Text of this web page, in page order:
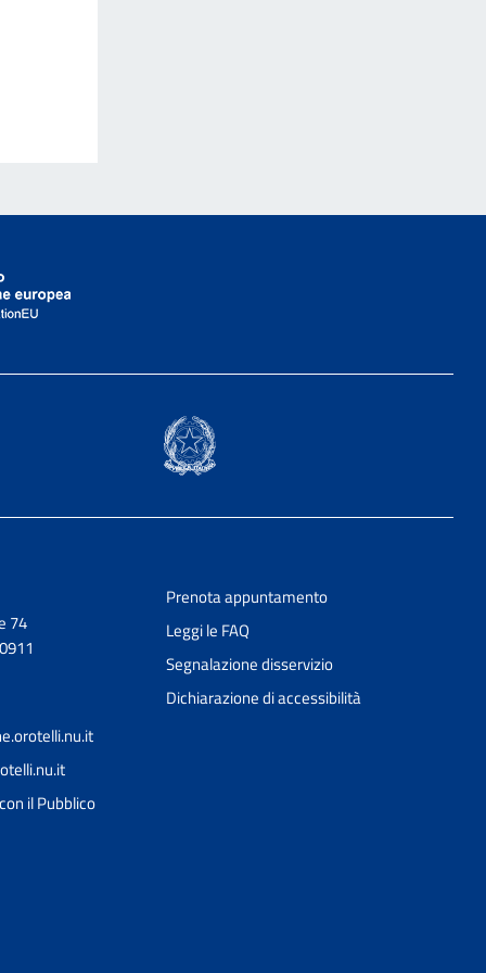
74
il Pubblico
Prenota appuntamento
Leggi le FAQ
Segnalazione disservizio
Dichiarazione di accessibilità